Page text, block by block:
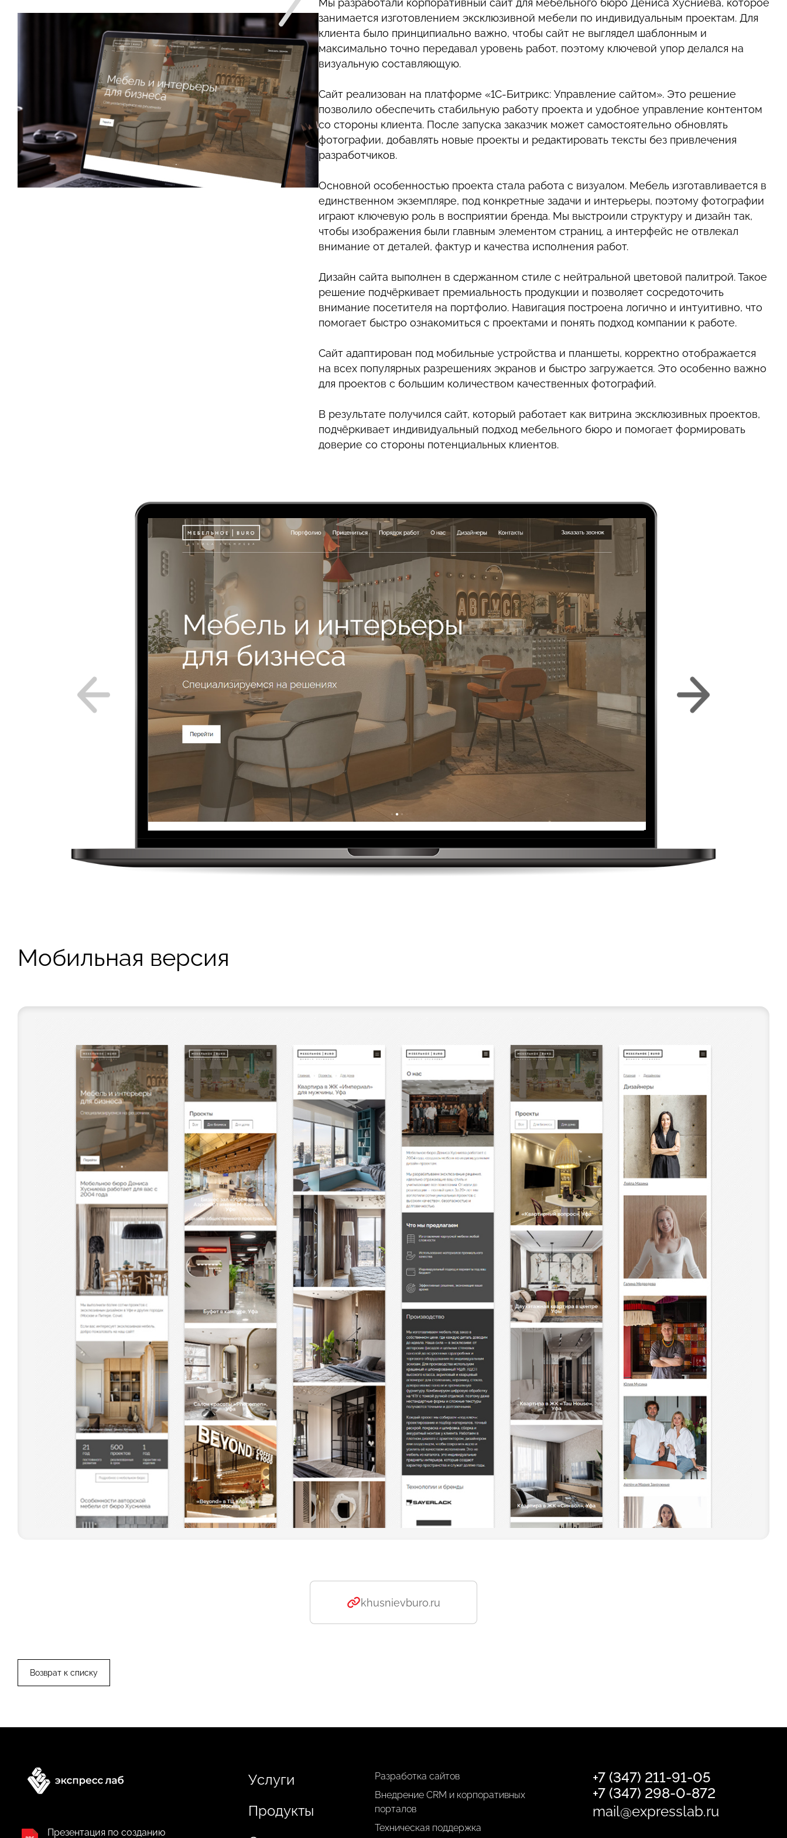
Мы разработали корпоративный сайт для мебельного бюро Дениса Хусниева, которое
занимается изготовлением эксклюзивной мебели по индивидуальным проектам. Для
клиента было принципиально важно, чтобы сайт не выглядел шаблонным и
максимально точно передавал уровень работ, поэтому ключевой упор делался на
визуальную составляющую.
Сайт реализован на платформе «1С-Битрикс: Управление сайтом». Это решение
позволило обеспечить стабильную работу проекта и удобное управление контентом
со стороны клиента. После запуска заказчик может самостоятельно обновлять
фотографии, добавлять новые проекты и редактировать тексты без привлечения
разработчиков.
Основной особенностью проекта стала работа с визуалом. Мебель изготавливается в
единственном экземпляре, под конкретные задачи и интерьеры, поэтому фотографии
играют ключевую роль в восприятии бренда. Мы выстроили структуру и дизайн так,
чтобы изображения были главным элементом страниц, а интерфейс не отвлекал
внимание от деталей, фактур и качества исполнения работ.
Дизайн сайта выполнен в сдержанном стиле с нейтральной цветовой палитрой. Такое
решение подчёркивает премиальность продукции и позволяет сосредоточить
внимание посетителя на портфолио. Навигация построена логично и интуитивно, что
помогает быстро ознакомиться с проектами и понять подход компании к работе.
Сайт адаптирован под мобильные устройства и планшеты, корректно отображается
на всех популярных разрешениях экранов и быстро загружается. Это особенно важно
для проектов с большим количеством качественных фотографий.
В результате получился сайт, который работает как витрина эксклюзивных проектов,
подчёркивает индивидуальный подход мебельного бюро и помогает формировать
доверие со стороны потенциальных клиентов.
Мобильная версия
khusnievburo.ru
Возврат к списку
Презентация по созданию
Услуги
Продукты
Разработка сайтов
Внедрение CRM и корпоративных
порталов
Техническая поддержка
+7 (347) 211-91-05
+7 (347) 298-0-872
mail@expresslab.ru